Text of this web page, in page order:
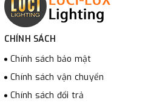
CHÍNH SÁCH
Chính sách bảo mật
Chính sách vận chuyển
Chính sách đổi trả